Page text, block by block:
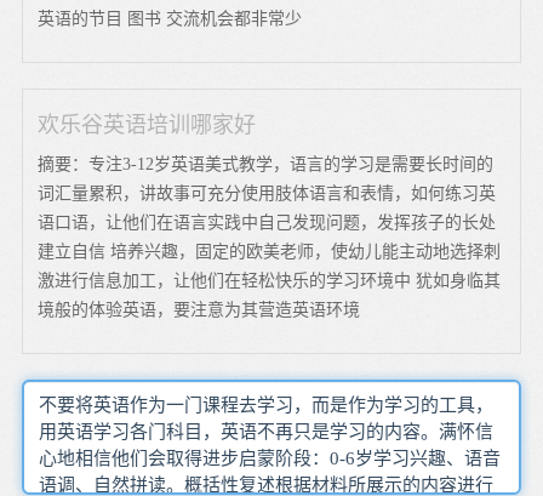
英语的节目 图书 交流机会都非常少
欢乐谷英语培训哪家好
摘要：专注3-12岁英语美式教学，语言的学习是需要长时间的
词汇量累积，讲故事可充分使用肢体语言和表情，如何练习英
语口语，让他们在语言实践中自己发现问题，发挥孩子的长处
建立自信 培养兴趣，固定的欧美老师，使幼儿能主动地选择刺
激进行信息加工，让他们在轻松快乐的学习环境中 犹如身临其
境般的体验英语，要注意为其营造英语环境
不要将英语作为一门课程去学习，而是作为学习的工具，
用英语学习各门科目，英语不再只是学习的内容。满怀信
心地相信他们会取得进步启蒙阶段：0-6岁学习兴趣、语音
语调、自然拼读。概括性复述根据材料所展示的内容进行